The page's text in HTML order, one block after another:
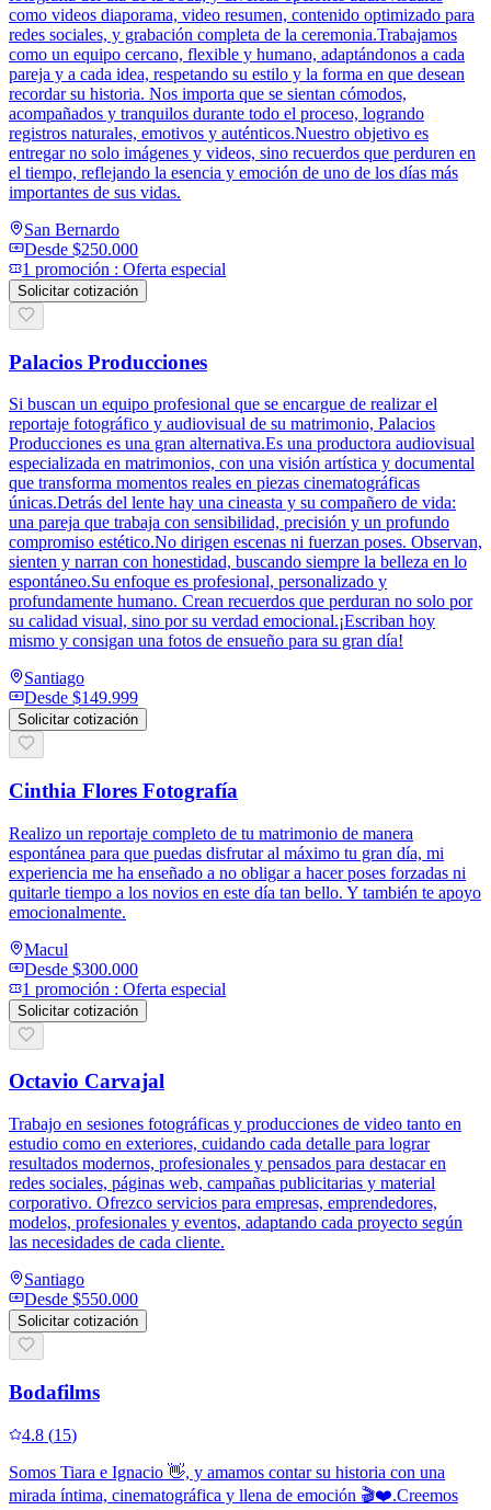
como videos diaporama, video resumen, contenido optimizado para
redes sociales, y grabación completa de la ceremonia.Trabajamos
como un equipo cercano, flexible y humano, adaptándonos a cada
pareja y a cada idea, respetando su estilo y la forma en que desean
recordar su historia. Nos importa que se sientan cómodos,
acompañados y tranquilos durante todo el proceso, logrando
registros naturales, emotivos y auténticos.Nuestro objetivo es
entregar no solo imágenes y videos, sino recuerdos que perduren en
el tiempo, reflejando la esencia y emoción de uno de los días más
importantes de sus vidas.
San Bernardo
Desde $250.000
1 promoción : Oferta especial
Solicitar cotización
Palacios Producciones
Si buscan un equipo profesional que se encargue de realizar el
reportaje fotográfico y audiovisual de su matrimonio, Palacios
Producciones es una gran alternativa.Es una productora audiovisual
especializada en matrimonios, con una visión artística y documental
que transforma momentos reales en piezas cinematográficas
únicas.Detrás del lente hay una cineasta y su compañero de vida:
una pareja que trabaja con sensibilidad, precisión y un profundo
compromiso estético.No dirigen escenas ni fuerzan poses. Observan,
sienten y narran con honestidad, buscando siempre la belleza en lo
espontáneo.Su enfoque es profesional, personalizado y
profundamente humano. Crean recuerdos que perduran no solo por
su calidad visual, sino por su verdad emocional.¡Escriban hoy
mismo y consigan una fotos de ensueño para su gran día!
Santiago
Desde $149.999
Solicitar cotización
Cinthia Flores Fotografía
Realizo un reportaje completo de tu matrimonio de manera
espontánea para que puedas disfrutar al máximo tu gran día, mi
experiencia me ha enseñado a no obligar a hacer poses forzadas ni
quitarle tiempo a los novios en este día tan bello. Y también te apoyo
emocionalmente.
Macul
Desde $300.000
1 promoción : Oferta especial
Solicitar cotización
Octavio Carvajal
Trabajo en sesiones fotográficas y producciones de video tanto en
estudio como en exteriores, cuidando cada detalle para lograr
resultados modernos, profesionales y pensados para destacar en
redes sociales, páginas web, campañas publicitarias y material
corporativo. Ofrezco servicios para empresas, emprendedores,
modelos, profesionales y eventos, adaptando cada proyecto según
las necesidades de cada cliente.
Santiago
Desde $550.000
Solicitar cotización
Bodafilms
4.8 (15)
Somos Tiara e Ignacio 👋, y amamos contar su historia con una
mirada íntima, cinematográfica y llena de emoción 🎬❤️.Creemos